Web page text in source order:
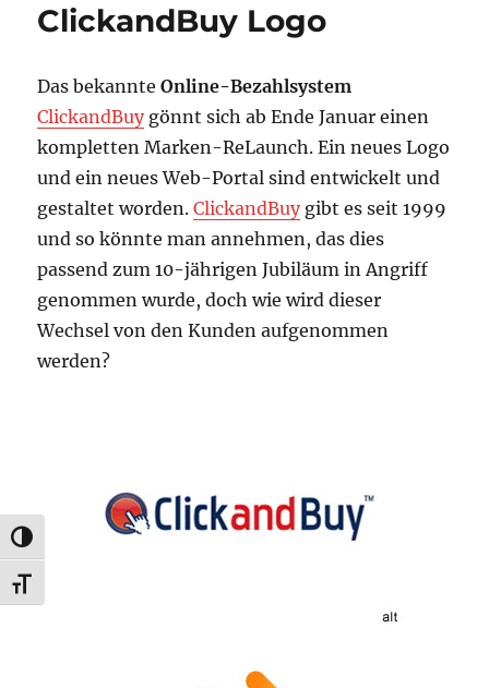
UMSCHALTEN AUF HOHE KONTRASTE
SCHRIFT VERGRÖSSERN
ClickandBuy Logo
Das bekannteOnline-Bezahlsystem
ClickandBuygönnt sich ab Ende Januar einen
kompletten Marken-ReLaunch. Ein neues Logo
und ein neues Web-Portal sind entwickelt und
gestaltet worden.ClickandBuygibt es seit 1999
und so könnte man annehmen, das dies
passend zum 10-jährigen Jubiläum in Angriff
genommen wurde, doch wie wird dieser
Wechsel von den Kunden aufgenommen
werden?